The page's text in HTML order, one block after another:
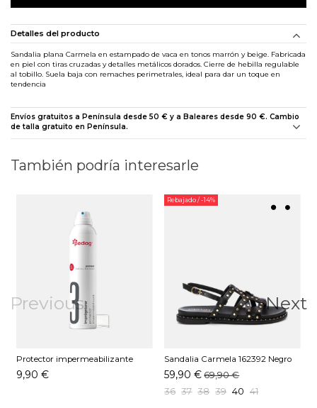
Detalles del producto
Sandalia plana Carmela en estampado de vaca en tonos marrón y beige. Fabricada
en piel con tiras cruzadas y detalles metálicos dorados. Cierre de hebilla regulable
al tobillo. Suela baja con remaches perimetrales, ideal para dar un toque en
tendencia
Envíos gratuitos a Península desde 50 € y a Baleares desde 90 €. Cambio
de talla gratuito en Península.
También podría interesarle
Previous
Protector impermeabilizante
Pedag 250 ML
9,90 €
Rebajado/ -14%
Sandalia Carmela 162392 Negro
59,90 € 69,90 €
36 37 38 39 40 41
Next